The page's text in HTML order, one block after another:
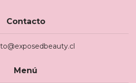
Contacto
Menú